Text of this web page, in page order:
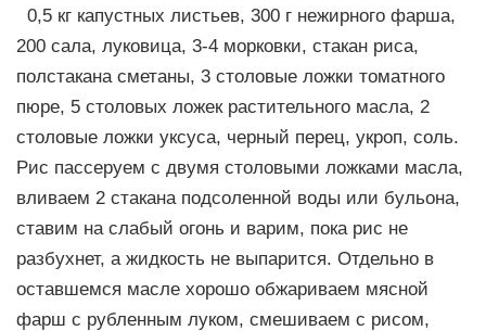
0,5 кг капустных листьев, 300 г нежирного фарша,
200 сала, луковица, 3-4 морковки, стакан риса,
полстакана сметаны, 3 столовые ложки томатного
пюре, 5 столовых ложек растительного масла, 2
столовые ложки уксуса, черный перец, укроп, соль.
Рис пассеруем с двумя столовыми ложками масла,
вливаем 2 стакана подсоленной воды или бульона,
ставим на слабый огонь и варим, пока рис не
разбухнет, а жидкость не выпарится. Отдельно в
оставшемся масле хорошо обжариваем мясной
фарш с рубленным луком, смешиваем с рисом,